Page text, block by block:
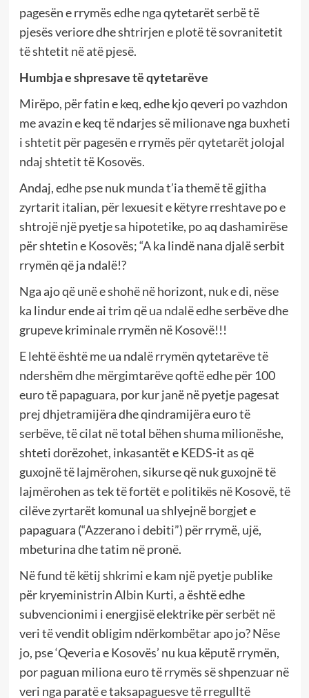
pagesën e rrymës edhe nga qytetarët serbë të
pjesës veriore dhe shtrirjen e plotë të sovranitetit
të shtetit në atë pjesë.
Humbja e shpresave të qytetarëve
Mirëpo, për fatin e keq, edhe kjo qeveri po vazhdon
me avazin e keq të ndarjes së milionave nga buxheti
i shtetit për pagesën e rrymës për qytetarët jolojal
ndaj shtetit të Kosovës.
Andaj, edhe pse nuk munda t’ia themë të gjitha
zyrtarit italian, për lexuesit e këtyre rreshtave po e
shtrojë një pyetje sa hipotetike, po aq dashamirëse
për shtetin e Kosovës; “A ka lindë nana djalë serbit
rrymën që ja ndalë!?
Nga ajo që unë e shohë në horizont, nuk e di, nëse
ka lindur ende ai trim që ua ndalë edhe serbëve dhe
grupeve kriminale rrymën në Kosovë!!!
E lehtë është me ua ndalë rrymën qytetarëve të
ndershëm dhe mërgimtarëve qoftë edhe për 100
euro të papaguara, por kur janë në pyetje pagesat
prej dhjetramijëra dhe qindramijëra euro të
serbëve, të cilat në total bëhen shuma milionëshe,
shteti dorëzohet, inkasantët e KEDS-it as që
guxojnë të lajmërohen, sikurse që nuk guxojnë të
lajmërohen as tek të fortët e politikës në Kosovë, të
cilëve zyrtarët komunal ua shlyejnë borgjet e
papaguara (“Azzerano i debiti”) për rrymë, ujë,
mbeturina dhe tatim në pronë.
Në fund të këtij shkrimi e kam një pyetje publike
për kryeministrin Albin Kurti, a është edhe
subvencionimi i energjisë elektrike për serbët në
veri të vendit obligim ndërkombëtar apo jo? Nëse
jo, pse ‘Qeveria e Kosovës’ nu kua këputë rrymën,
por paguan miliona euro të rrymës së shpenzuar në
veri nga paratë e taksapaguesve të rregulltë